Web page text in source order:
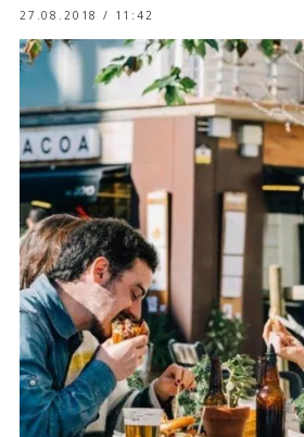
27.08.2018 / 11:42